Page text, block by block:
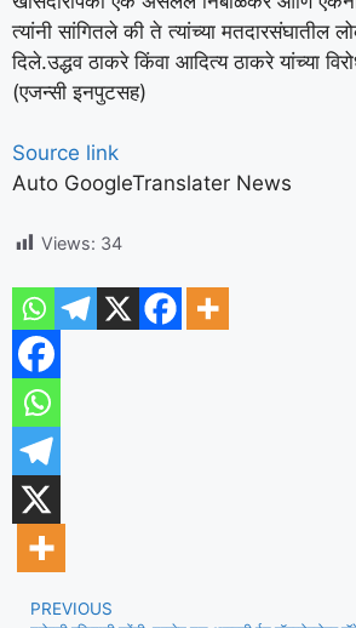
त्यांनी सांगितले की ते त्यांच्या मतदारसंघातील
दिले.उद्धव ठाकरे किंवा आदित्य ठाकरे यांच्या
(एजन्सी इनपुटसह)
Source link
Auto GoogleTranslater News
Views: 34
PREVIOUS